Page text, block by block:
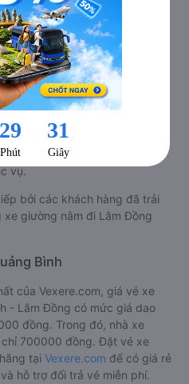
từ Lâm Đồng tốt nhất được
giá từ 1 đến 5 của khách
lượng xe giường nằm, Đúng
Vexere.com. Đánh giá này được
đã trải nghiệm các hãng Xe
từ Lâm Đồng được phân loại
đi Quảng Bình từ Lâm
các tiêu chí như: Chất lượng
vụ.
bởi các khách hàng đã trải
giường nằm đi Lâm Đồng
Bình
của Vexere.com, giá vé xe
- Lâm Đồng có mức giá dao
đồng. Trong đó, nhà xe
700000 đồng. Đặt vé xe
tại Vexere.com để có giá rẻ
hỗ trợ đổi trả vé miễn phí.